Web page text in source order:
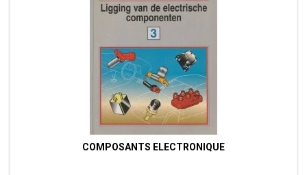
COMPOSANTS ELECTRONIQUE